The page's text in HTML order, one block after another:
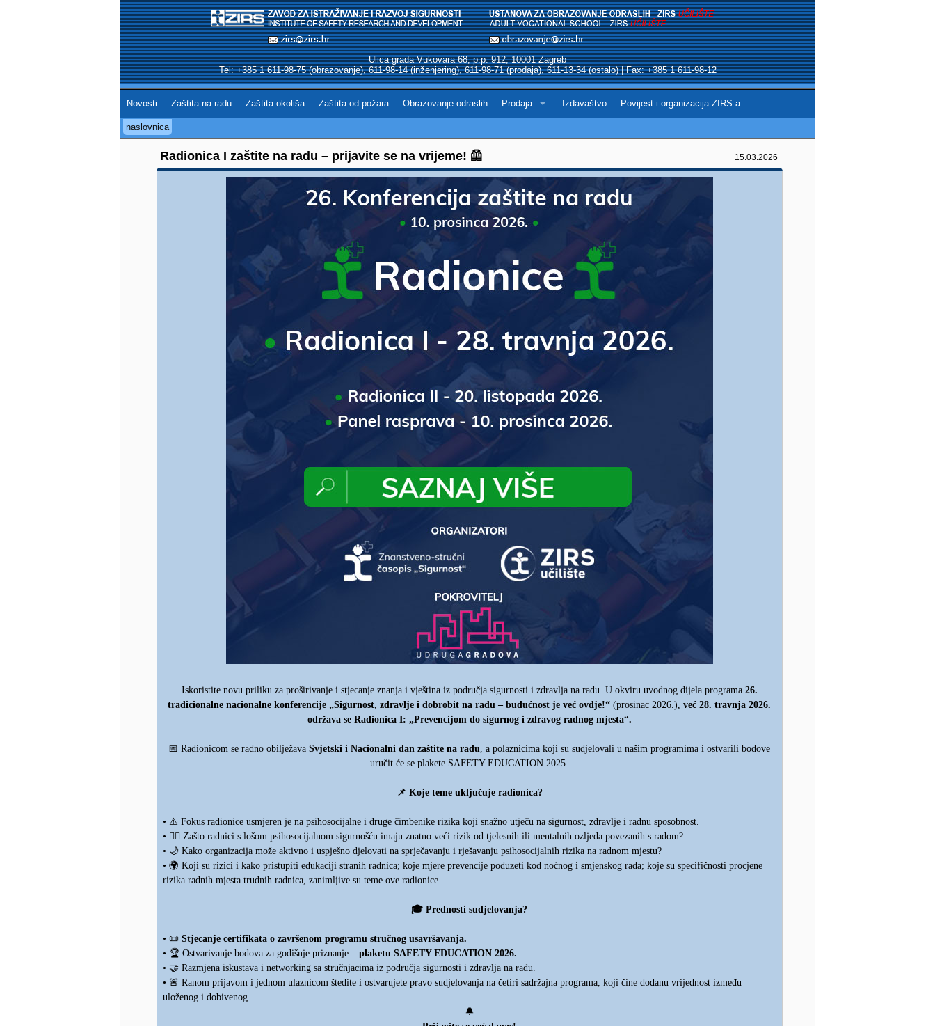
Ulica grada Vukovara 68, p.p. 912, 10001 Zagreb
Tel: +385 1 611-98-75 (obrazovanje), 611-98-14 (inženjering), 611-98-71 (prodaja), 611-13-34 (ostalo) | Fax: +385 1 611-98-12
Novosti Zaštita na radu Zaštita okoliša Zaštita od požara Obrazovanje odraslih Prodaja Izdavaštvo Povijest i organizacija ZIRS-a
naslovnica
Radionica I zaštite na radu – prijavite se na vrijeme! 🦺 15.03.2026
Iskoristite novu priliku za proširivanje i stjecanje znanja i vještina iz područja sigurnosti i zdravlja na radu. U okviru uvodnog dijela programa 26.
tradicionalne nacionalne konferencije „Sigurnost, zdravlje i dobrobit na radu – budućnost je već ovdje!“ (prosinac 2026.), već 28. travnja 2026.
održava se Radionica I: „Prevencijom do sigurnog i zdravog radnog mjesta“.
📅 Radionicom se radno obilježava Svjetski i Nacionalni dan zaštite na radu, a polaznicima koji su sudjelovali u našim programima i ostvarili bodove
uručit će se plakete SAFETY EDUCATION 2025.
📌 Koje teme uključuje radionica?
• ⚠️ Fokus radionice usmjeren je na psihosocijalne i druge čimbenike rizika koji snažno utječu na sigurnost, zdravlje i radnu sposobnost.
• 👷‍♂️ Zašto radnici s lošom psihosocijalnom sigurnošću imaju znatno veći rizik od tjelesnih ili mentalnih ozljeda povezanih s radom?
• 🌙Kako organizacija može aktivno i uspješno djelovati na sprječavanju i rješavanju psihosocijalnih rizika na radnom mjestu?
• 🌍 Koji su rizici i kako pristupiti edukaciji stranih radnica; koje mjere prevencije poduzeti kod noćnog i smjenskog rada; koje su specifičnosti procjene
rizika radnih mjesta trudnih radnica, zanimljive su teme ove radionice.
🎓 Prednosti sudjelovanja?
• 📜 Stjecanje certifikata o završenom programu stručnog usavršavanja.
• 🏆Ostvarivanje bodova za godišnje priznanje – plaketu SAFETY EDUCATION 2026.
• 🤝Razmjena iskustava i networking sa stručnjacima iz područja sigurnosti i zdravlja na radu.
• 🚨 Ranom prijavom i jednom ulaznicom štedite i ostvarujete pravo sudjelovanja na četiri sadržajna programa, koji čine dodanu vrijednost između
uloženog i dobivenog.
🔔